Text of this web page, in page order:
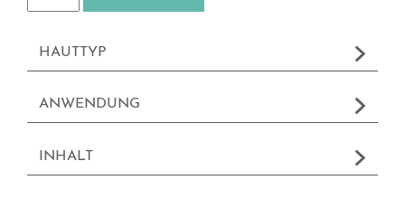
HAUTTYP
ANWENDUNG
INHALT